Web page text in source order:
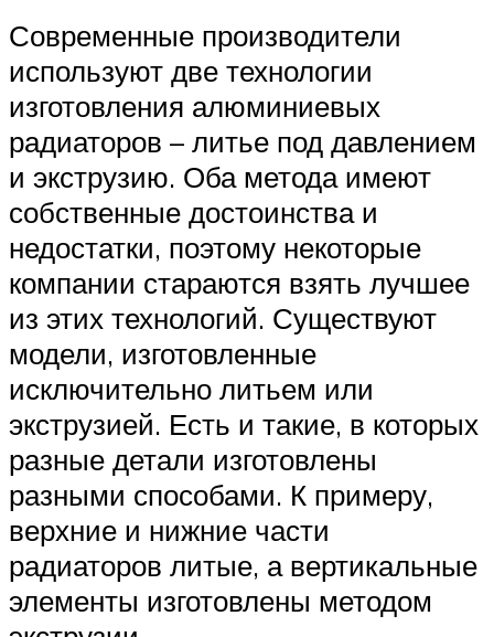
Современные производители
используют две технологии
изготовления алюминиевых
радиаторов – литье под давлением
и экструзию. Оба метода имеют
собственные достоинства и
недостатки, поэтому некоторые
компании стараются взять лучшее
из этих технологий. Существуют
модели, изготовленные
исключительно литьем или
экструзией. Есть и такие, в которых
разные детали изготовлены
разными способами. К примеру,
верхние и нижние части
радиаторов литые, а вертикальные
элементы изготовлены методом